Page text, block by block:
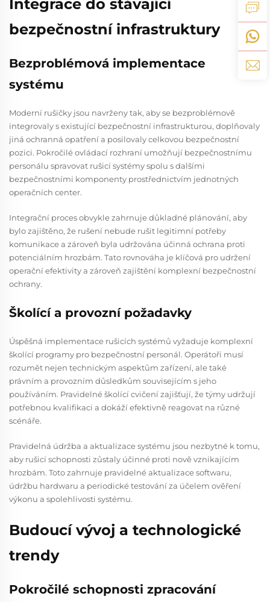
Integrace do stávající
bezpečnostní infrastruktury
Bezproblémová implementace
systému
Moderní rušičky jsou navrženy tak, aby se bezproblémově
integrovaly s existující bezpečnostní infrastrukturou, doplňovaly
jiná ochranná opatření a posilovaly celkovou bezpečnostní
pozici. Pokročilé ovládací rozhraní umožňují bezpečnostnímu
personálu spravovat rušicí systémy spolu s dalšími
bezpečnostními komponenty prostřednictvím jednotných
operačních center.
Integrační proces obvykle zahrnuje důkladné plánování, aby
bylo zajištěno, že rušení nebude rušit legitimní potřeby
komunikace a zároveň byla udržována účinná ochrana proti
potenciálním hrozbám. Tato rovnováha je klíčová pro udržení
operační efektivity a zároveň zajištění komplexní bezpečnostní
ochrany.
Školící a provozní požadavky
Úspěšná implementace rušicích systémů vyžaduje komplexní
školící programy pro bezpečnostní personál. Operátoři musí
rozumět nejen technickým aspektům zařízení, ale také
právním a provozním důsledkům souvisejícím s jeho
používáním. Pravidelné školící cvičení zajišťují, že týmy udržují
potřebnou kvalifikaci a dokáží efektivně reagovat na různé
scénáře.
Pravidelná údržba a aktualizace systému jsou nezbytné k tomu,
aby rušicí schopnosti zůstaly účinné proti nově vznikajícím
hrozbám. Toto zahrnuje pravidelné aktualizace softwaru,
údržbu hardwaru a periodické testování za účelem ověření
výkonu a spolehlivosti systému.
Budoucí vývoj a technologické
trendy
Pokročilé schopnosti zpracování